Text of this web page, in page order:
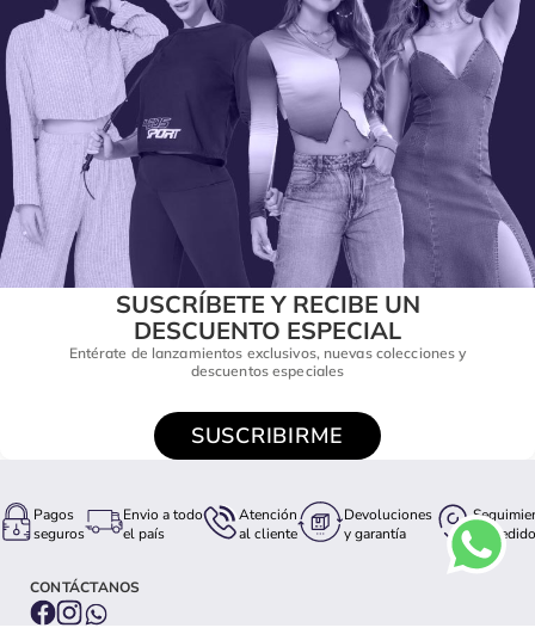
SUSCRÍBETE Y RECIBE UN
DESCUENTO ESPECIAL
Entérate de lanzamientos exclusivos, nuevas colecciones y
descuentos especiales
SUSCRIBIRME
Pagos
seguros
Envio a todo
el país
Atención
al cliente
Devoluciones
y garantía
de pedido
CONTÁCTANOS